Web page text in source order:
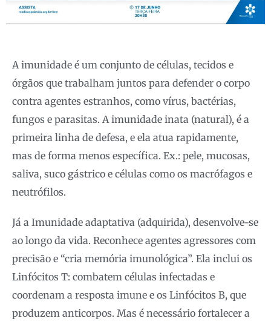
A imunidade é um conjunto de células, tecidos e
órgãos que trabalham juntos para defender o corpo
contra agentes estranhos, como vírus, bactérias,
fungos e parasitas. A imunidade inata (natural), é a
primeira linha de defesa, e ela atua rapidamente,
mas de forma menos específica. Ex.: pele, mucosas,
saliva, suco gástrico e células como os macrófagos e
neutrófilos.
Já a Imunidade adaptativa (adquirida), desenvolve-se
ao longo da vida. Reconhece agentes agressores com
precisão e “cria memória imunológica”. Ela inclui os
Linfócitos T: combatem células infectadas e
coordenam a resposta imune e os Linfócitos B, que
produzem anticorpos. Mas é necessário fortalecer a